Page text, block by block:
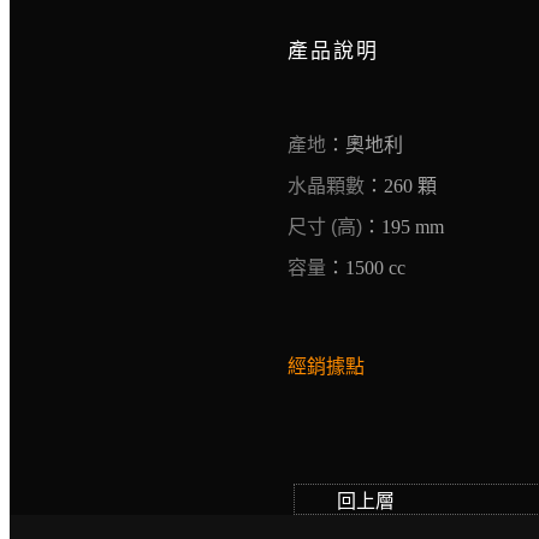
產品說明
產地 ：奧地利
水晶顆數 ：260 顆
尺寸 (高) ：195 mm
容量 ：1500 cc
經銷據點
回上層